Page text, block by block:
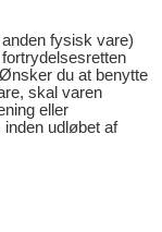
fysisk vare)
du at benytte
skal varen
eller
udløbet af